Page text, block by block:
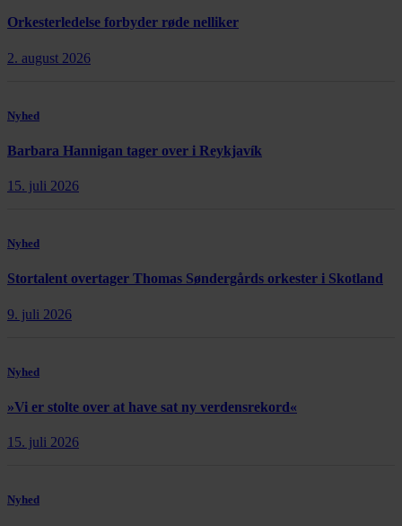
Orkesterledelse forbyder røde nelliker
2. august 2026
Nyhed
Barbara Hannigan tager over i Reykjavík
15. juli 2026
Nyhed
Stortalent overtager Thomas Søndergårds orkester i Skotland
9. juli 2026
Nyhed
»Vi er stolte over at have sat ny verdensrekord«
15. juli 2026
Nyhed